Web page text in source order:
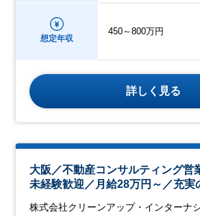
想定年収
450～800万円
詳しく見る
大阪／不動産コンサルティング営
未経験歓迎／月給28万円～／充実
株式会社クリーンアップ・インターナ